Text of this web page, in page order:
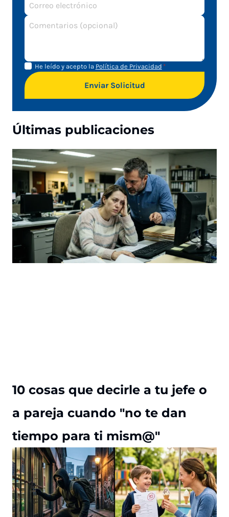
electrónico
Aviso de
Privacidad
Aviso
de
He leído y acepto la Política de Privacidad *
Enviar Solicitud
Últimas publicaciones
10 cosas que decirle a tu jefe o
a pareja cuando "no te dan
tiempo para ti mism@"